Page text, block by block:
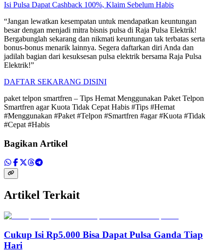
Isi Pulsa Dapat Cashback 100%, Klaim Sebelum Habis
“Jangan lewatkan kesempatan untuk mendapatkan keuntungan
besar dengan menjadi mitra bisnis pulsa di Raja Pulsa Elektrik!
Bergabunglah sekarang dan nikmati keuntungan tak terbatas serta
bonus-bonus menarik lainnya. Segera daftarkan diri Anda dan
jadilah bagian dari kesuksesan pulsa elektrik bersama Raja Pulsa
Elektrik!”
DAFTAR SEKARANG DISINI
paket telpon smartfren – Tips Hemat Menggunakan Paket Telpon
Smartfren agar Kuota Tidak Cepat Habis #Tips #Hemat
#Menggunakan #Paket #Telpon #Smartfren #agar #Kuota #Tidak
#Cepat #Habis
Bagikan Artikel
Artikel Terkait
Cukup Isi Rp5.000 Bisa Dapat Pulsa Ganda Tiap
Hari